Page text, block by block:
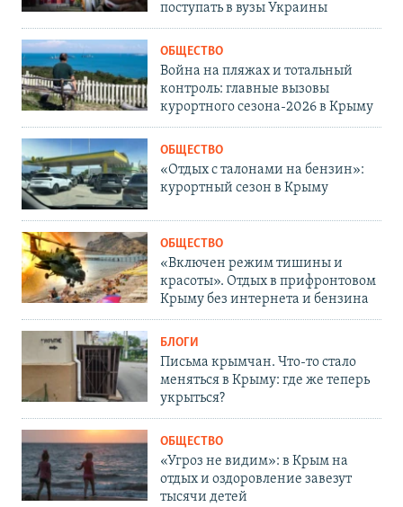
поступать в вузы Украины
ОБЩЕСТВО
Война на пляжах и тотальный
контроль: главные вызовы
курортного сезона-2026 в Крыму
ОБЩЕСТВО
«Отдых с талонами на бензин»:
курортный сезон в Крыму
ОБЩЕСТВО
«Включен режим тишины и
красоты». Отдых в прифронтовом
Крыму без интернета и бензина
БЛОГИ
Письма крымчан. Что-то стало
меняться в Крыму: где же теперь
укрыться?
ОБЩЕСТВО
«Угроз не видим»: в Крым на
отдых и оздоровление завезут
тысячи детей